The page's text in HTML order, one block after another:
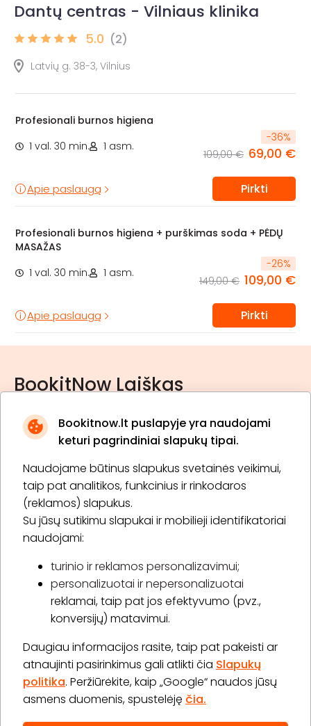
Bookitnow.lt puslapyje yra naudojami
keturi pagrindiniai slapukų tipai.
Naudojame būtinus slapukus svetainės veikimui,
taip pat analitikos, funkcinius ir rinkodaros
(reklamos) slapukus.
Su jūsų sutikimu slapukai ir mobilieji identifikatoriai
naudojami:
turinio ir reklamos personalizavimui;
personalizuotai ir nepersonalizuotai
reklamai, taip pat jos efektyvumo (pvz.,
konversijų) matavimui.
Daugiau informacijos rasite, taip pat pakeisti ar
atnaujinti pasirinkimus gali atlikti čia Slapukų
politika. Peržiūrėkite, kaip „Google“ naudos jūsų
asmens duomenis, spustelėję čia.
Dantų centras - Vilniaus klinika
5.0 (2)
Latvių g. 38-3, Vilnius
Profesionali burnos higiena
1 val. 30 min.
1 asm.
-36%
109,00 € 69,00 €
Apie paslaugą Pirkti
Profesionali burnos higiena + purškimas soda + PĖDŲ
MASAŽAS
1 val. 30 min.
1 asm.
-26%
149,00 € 109,00 €
Apie paslaugą Pirkti
BookitNow Laiškas
* Susipažinau su privatumo politika
Prenumeruoti
Apie „BookitNow“
Informacija
„GERA DOVANA“ GRUPĖ